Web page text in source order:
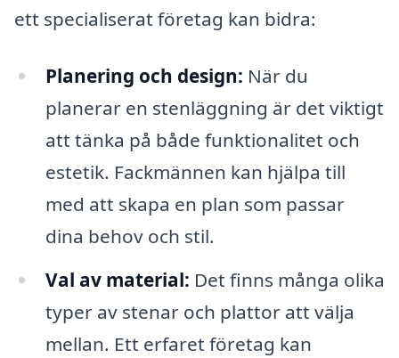
ett specialiserat företag kan bidra:
Planering och design: När du
planerar en stenläggning är det viktigt
att tänka på både funktionalitet och
estetik. Fackmännen kan hjälpa till
med att skapa en plan som passar
dina behov och stil.
Val av material: Det finns många olika
typer av stenar och plattor att välja
mellan. Ett erfaret företag kan